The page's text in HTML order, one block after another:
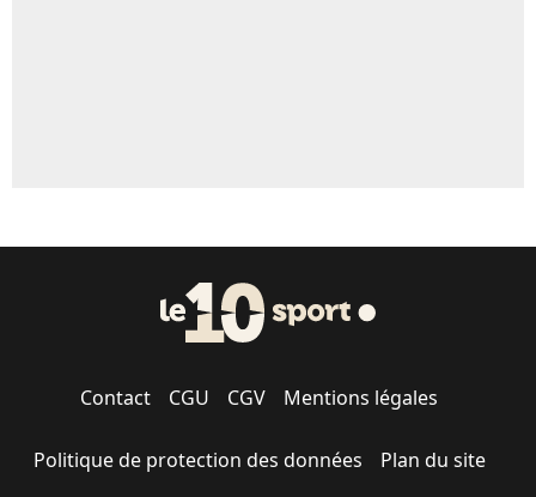
Contact CGU CGV Mentions légales
Politique de protection des données Plan du site